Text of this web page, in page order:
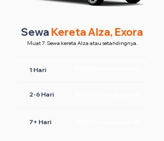
Sewa Kereta Alza, Exora
Muat 7. Sewa kereta Alza atau setandingnya.
1 Hari
2-6 Hari
7+ Hari